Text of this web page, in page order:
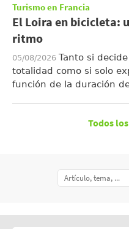
Turismo en Francia
El Loira en bicicleta:
ritmo
05/08/2026 Tanto si
totalidad como si solo
función de la duración
Todos